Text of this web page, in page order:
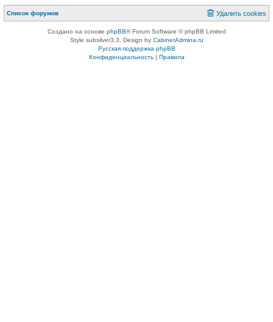
Список форумов Удалить cookies
Создано на основе phpBB® Forum Software © phpBB Limited
Style subsilver3.3. Design by CabinetAdmina.ru
Русская поддержка phpBB
Конфиденциальность| Правила